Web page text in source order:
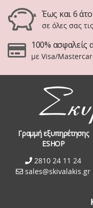
Έως και 6
σε όλες σας
100% ασφαλείς
με Visa/
Γραμμή εξυπηρέτησης
ESHOP
2810 24 11 24
sales@skivalakis.gr